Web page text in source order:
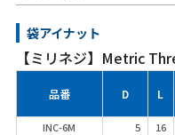
袋アイナット
【ミリネジ】Metric
品番 D L
INC-6M 5 16